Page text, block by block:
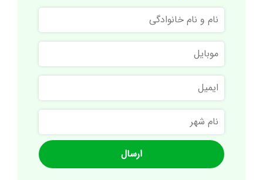
نام
و
نام
خانوادگی
موبایل
ایمیل
نام
شهر